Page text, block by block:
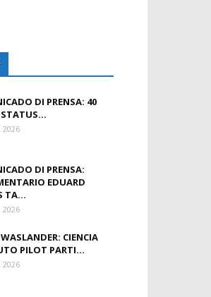
DI PRENSA: 40
2026
DI PRENSA:
EDUARD
TA...
2026
CIENCIA
PILOT PARTI...
2026